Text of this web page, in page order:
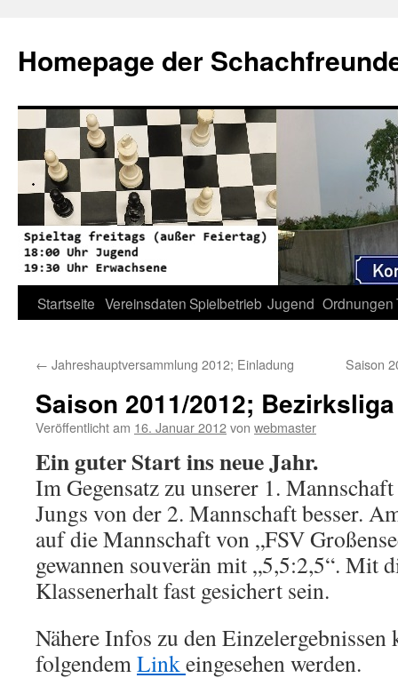
springen
Homepage der
Startseite VereinsdatenSpielbetrieb Jugend Ordnungen
← Jahreshauptversammlung 2012; Einladung Saison
Saison 2011/2012;
Veröffentlicht am 16. Januar 2012von webmaster
Ein guter Start ins neue Jahr.
Im Gegensatz zu unserer 1.
Jungs von der 2. Mannschaft besser.
auf die Mannschaft von „FSV
gewannen souverän mit „5,5:2,5“. Mit
Klassenerhalt fast gesichert sein.
Nähere Infos zu den Einzelergebnissen
folgendemLinkeingesehen werden.